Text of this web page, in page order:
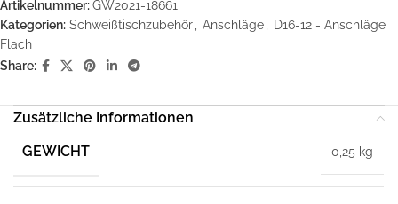
Artikelnummer:GW2021-18661
Kategorien: Schweißtischzubehör Anschläge
D16-12 - Anschläge
Flach
Share:
Zusätzliche Informationen
GEWICHT
0,25 kg